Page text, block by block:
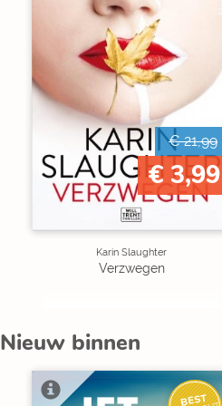
€ 21,99
€ 3,99
Karin Slaughter
Verzwegen
Nieuw binnen
BEST